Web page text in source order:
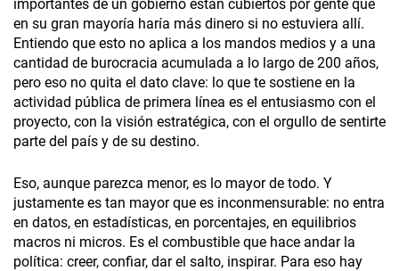
importantes de un gobierno están cubiertos por gente que
en su gran mayoría haría más dinero si no estuviera allí.
Entiendo que esto no aplica a los mandos medios y a una
cantidad de burocracia acumulada a lo largo de 200 años,
pero eso no quita el dato clave: lo que te sostiene en la
actividad pública de primera línea es el entusiasmo con el
proyecto, con la visión estratégica, con el orgullo de sentirte
parte del país y de su destino.
Eso, aunque parezca menor, es lo mayor de todo. Y
justamente es tan mayor que es inconmensurable: no entra
en datos, en estadísticas, en porcentajes, en equilibrios
macros ni micros. Es el combustible que hace andar la
política: creer, confiar, dar el salto, inspirar. Para eso hay